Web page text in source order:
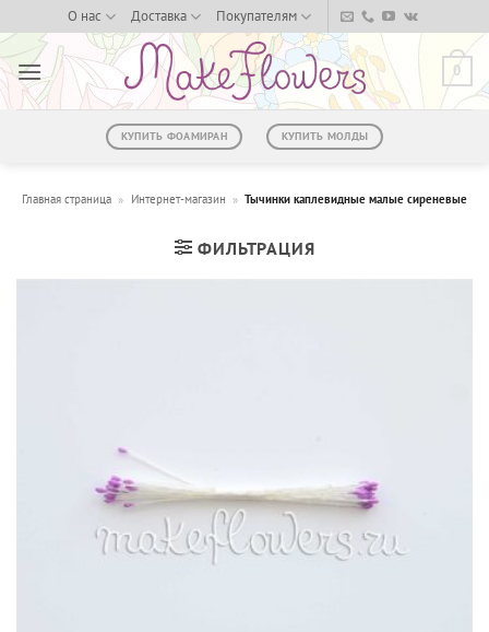
to
content
О нас Доставка Покупателям
0
КУПИТЬ ФОАМИРАН КУПИТЬ МОЛДЫ
Главная страница » Интернет-магазин » Тычинки каплевидные малые сиреневые
ФИЛЬТРАЦИЯ